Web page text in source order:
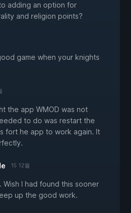
adding an option for
and religion points?
game when your knights
the app WMOD was not
to do was restart the
fort he app to work again. It
15 12월
Wish I had found this sooner
up the good work.